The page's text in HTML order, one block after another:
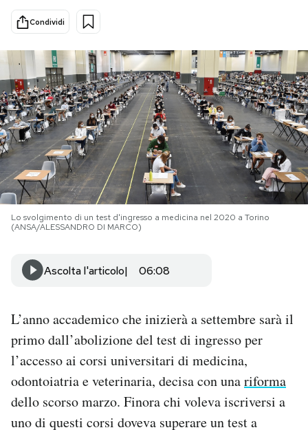
Cultura
Economia
Sport
Mondiali calcio 2026
PODCAST
NEWSLETTER
I MIEI PREFERITI
AREA PERSONALE
Area Personale
Newsletter
Notifiche mobile
Regala il Post
Condividi
Lo svolgimento di un test d'ingresso a medicina nel 2020 a Torino
(ANSA/ALESSANDRO DI MARCO)
Ascolta l'articolo 06:08
L’anno accademico che inizierà a settembre sarà il
primo dall’abolizione del test di ingresso per
l’accesso ai corsi universitari di medicina,
odontoiatria e veterinaria, decisa con unariforma
dello scorso marzo. Finora chi voleva iscriversi a
uno di questi corsi doveva superare un test a